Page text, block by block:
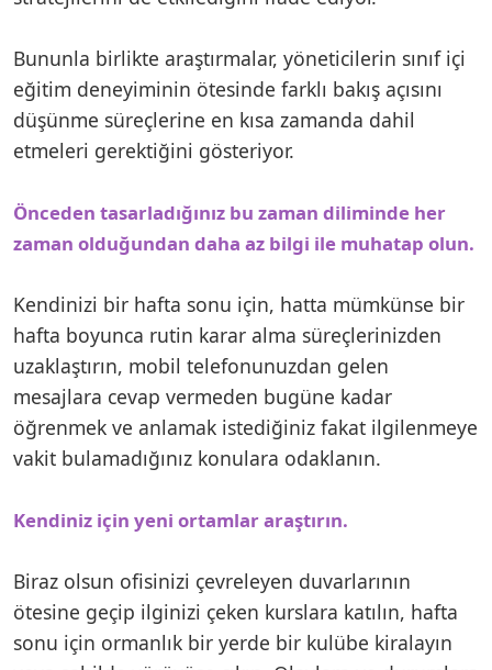
Bununla birlikte araştırmalar, yöneticilerin sınıf içi
eğitim deneyiminin ötesinde farklı bakış açısını
düşünme süreçlerine en kısa zamanda dahil
etmeleri gerektiğini gösteriyor.
Önceden tasarladığınız bu zaman diliminde her
zaman olduğundan daha az bilgi ile muhatap olun.
Kendinizi bir hafta sonu için, hatta mümkünse bir
hafta boyunca rutin karar alma süreçlerinizden
uzaklaştırın, mobil telefonunuzdan gelen
mesajlara cevap vermeden bugüne kadar
öğrenmek ve anlamak istediğiniz fakat ilgilenmeye
vakit bulamadığınız konulara odaklanın.
Kendiniz için yeni ortamlar araştırın.
Biraz olsun ofisinizi çevreleyen duvarlarının
ötesine geçip ilginizi çeken kurslara katılın, hafta
sonu için ormanlık bir yerde bir kulübe kiralayın